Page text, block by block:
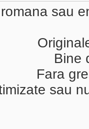
sau
Bine
Fara
sau